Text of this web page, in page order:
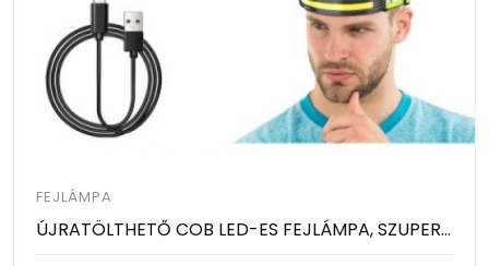
FEJLÁMPA
ÚJRATÖLTHETŐ COB LED-ES FEJLÁMPA, SZUPERFÉNYES, 230°-OS SZÉLES FÉNYSUGÁRRAL, FÉNYVISSZAVERŐ FEJPÁNTTAL